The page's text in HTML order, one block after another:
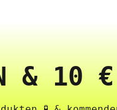
& 10